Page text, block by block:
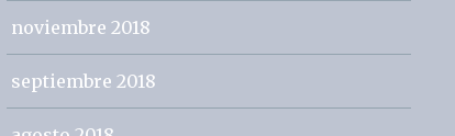
noviembre 2018
septiembre 2018